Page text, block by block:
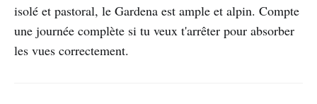
isolé et pastoral, le Gardena est ample et alpin. Compte
une journée complète si tu veux t'arrêter pour absorber
les vues correctement.